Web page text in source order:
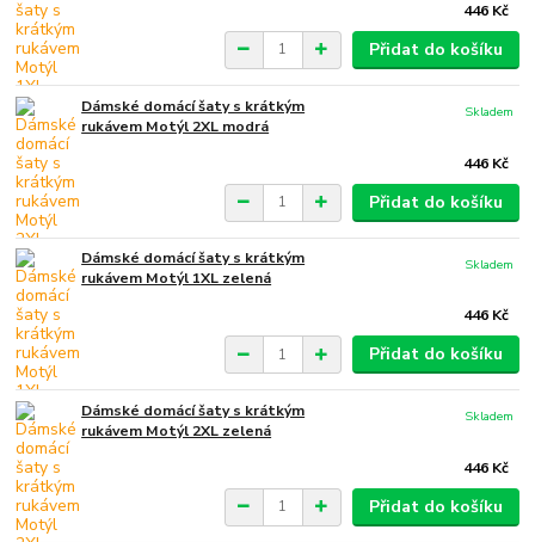
446 Kč
Přidat do košíku
Dámské domácí šaty s krátkým
rukávem Motýl 2XL modrá
446 Kč
Skladem
Přidat do košíku
Dámské domácí šaty s krátkým
rukávem Motýl 1XL zelená
446 Kč
Skladem
Přidat do košíku
Dámské domácí šaty s krátkým
rukávem Motýl 2XL zelená
446 Kč
Skladem
Přidat do košíku